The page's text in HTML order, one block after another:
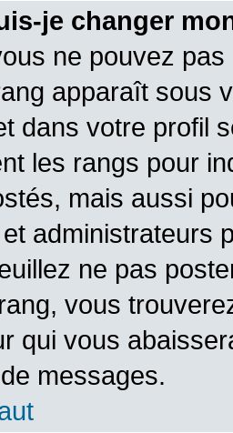
je changer
ne pouvez
apparaît sous
dans votre profil
les rangs pour
mais aussi
administrateurs
ne pas
vous
qui vous
messages.